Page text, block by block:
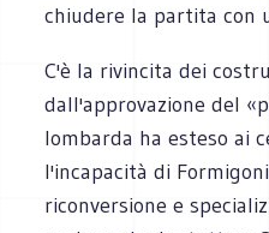
chiudere la partita con
C'è la rivincita dei
dall'approvazione del
lombarda ha esteso ai
l'incapacità di
riconversione e